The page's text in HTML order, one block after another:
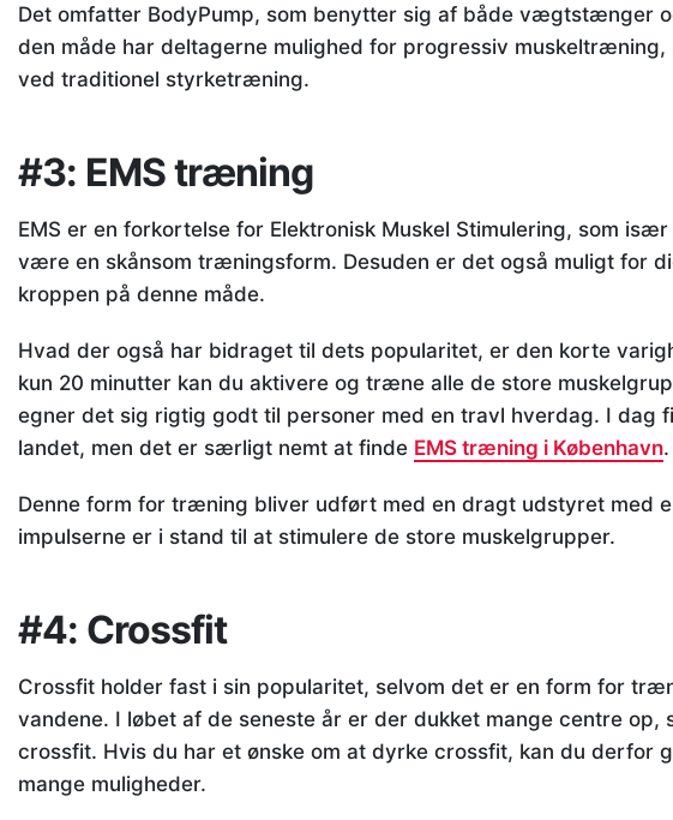
Det omfatter BodyPump, som benytter sig af både vægtstænger
den måde har deltagerne mulighed for progressiv
ved traditionel styrketræning.
#3: EMS træning
EMS er en forkortelse for Elektronisk Muskel Stimulering, som
være en skånsom træningsform. Desuden er det også muligt for
kroppen på denne måde.
Hvad der også har bidraget til dets popularitet, er den korte
kun 20 minutter kan du aktivere og træne alle de store
egner det sig rigtig godt til personer med en travl hverdag. I dag
landet, men det er særligt nemt at finde EMS træning i København.
Denne form for træning bliver udført med en dragt udstyret med
impulserne er i stand til at stimulere de store muskelgrupper.
#4: Crossfit
Crossfit holder fast i sin popularitet, selvom det er en form for
vandene. I løbet af de seneste år er der dukket mange centre op,
crossfit. Hvis du har et ønske om at dyrke crossfit, kan du derfor
mange muligheder.